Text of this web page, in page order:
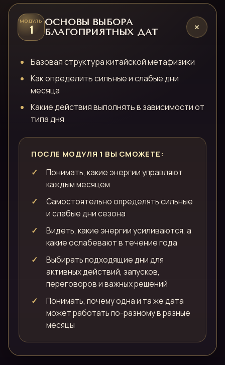
МОДУЛЬ
1
ОСНОВЫ ВЫБОРА
БЛАГОПРИЯТНЫХ ДАТ
+
Базовая структура китайской метафизики
Как определить сильные и слабые дни
месяца
Какие действия выполнять в зависимости от
типа дня
ПОСЛЕ МОДУЛЯ 1 ВЫ СМОЖЕТЕ:
Понимать, какие энергии управляют
каждым месяцем
Самостоятельно определять сильные
и слабые дни сезона
Видеть, какие энергии усиливаются, а
какие ослабевают в течение года
Выбирать подходящие дни для
активных действий, запусков,
переговоров и важных решений
Понимать, почему одна и та же дата
может работать по-разному в разные
месяцы